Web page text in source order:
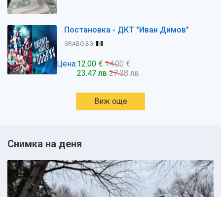
Постановка - ДКТ "Иван Димов"
GRABO.BG
Цена:12.00 € 14.00 €
23.47 лв 27.38 лв
Виж още
Снимка на деня